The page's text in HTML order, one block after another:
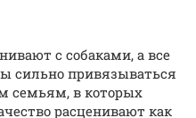
с собаками, а все
сильно привязываться
семьям, в которых
расценивают как